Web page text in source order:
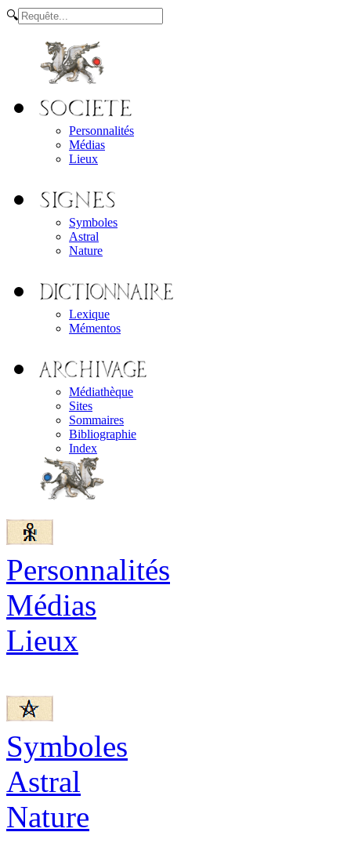
🔍
Personnalités
Médias
Lieux
Symboles
Astral
Nature
Lexique
Mémentos
Médiathèque
Sites
Sommaires
Bibliographie
Index
Personnalités
Médias
Lieux
Symboles
Astral
Nature